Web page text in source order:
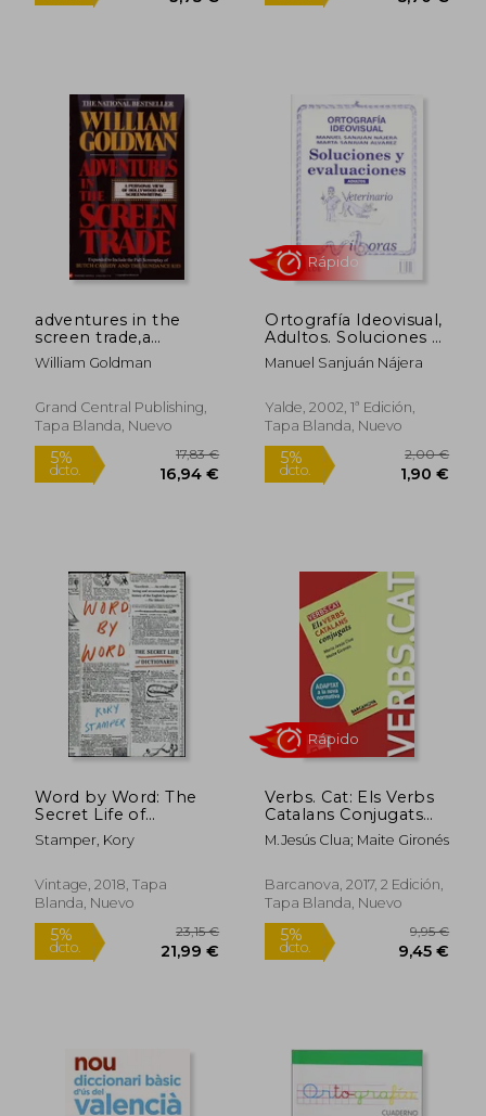
5% 5%
adventures in the
screen trade,a
personal view of
hollywood and
Inglés)
William Goldman
Grand Central Publishing,
Tapa Blanda, Nuevo
5%
Ortografía Ideovisual,
Adultos. Soluciones y
Evaluación
Manuel Sanjuán Nájera
Yalde, 2002, 1ª Edición,
Tapa Blanda, Nuevo
5%
dcto.
Rápido
Word by Word: The
Secret Life of
Dictionaries (en
Inglés)
Stamper, Kory
Vintage, 2018, Tapa
Blanda, Nuevo
Verbs. Cat: Els Verbs
Catalans Conjugats
(en Catalán)
M.Jesús Clua; Maite Gironés
Barcanova, 2017, 2 Edición,
Tapa Blanda, Nuevo